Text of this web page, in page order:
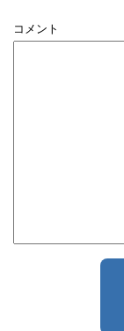
コメント